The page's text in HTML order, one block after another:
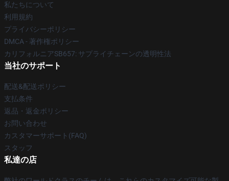
私たちについて
利用規約
プライバシーポリシー
DMCA - 著作権ポリシー
カリフォルニアSB657: サプライチェーンの透明性法
当社のサポート
配送&配送ポリシー
支払条件
返品・返金ポリシー
お問い合わせ
カスタマーサポート(FAQ)
スタッフ
私達の店